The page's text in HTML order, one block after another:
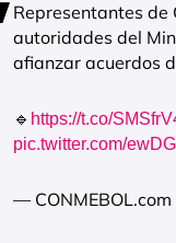
Representantes de
autoridades del
afianzar acuerdos
🔹 https://t.co/
pic.twitter.com/
— CONMEBOL.com